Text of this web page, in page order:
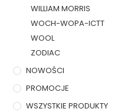
WILLIAM MORRIS
WOCH-WOPA-ICTT
WOOL
ZODIAC
NOWOŚCI
PROMOCJE
WSZYSTKIE PRODUKTY